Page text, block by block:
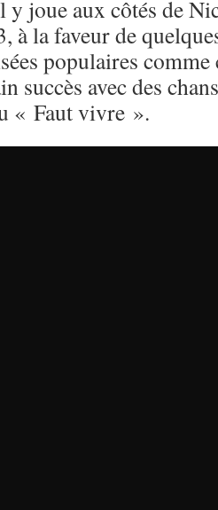
y joue aux côtés de
à la faveur de
populaires
succès avec des
« Faut vivre ».